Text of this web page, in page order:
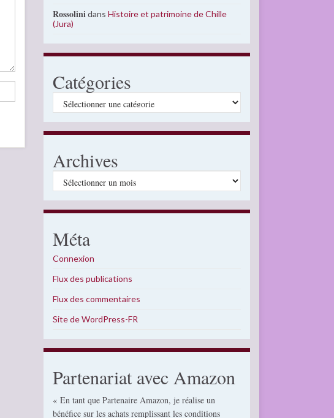
RossolinidansHistoire et patrimoine de Chille
(Jura)
Catégories
Catégories
Archives
Archives
Méta
Connexion
Flux des publications
Flux des commentaires
Site de WordPress-FR
Partenariat avec Amazon
« En tant que Partenaire Amazon, je réalise un
bénéfice sur les achats remplissant les conditions